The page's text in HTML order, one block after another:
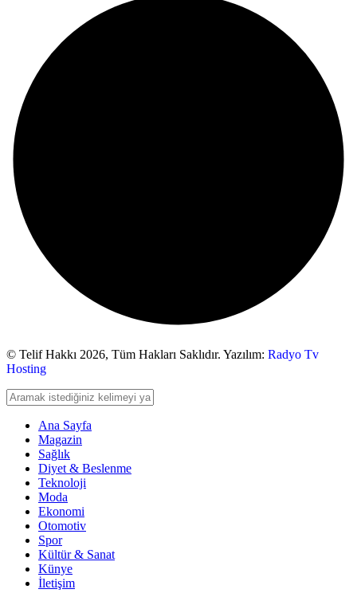
© Telif Hakkı 2026, Tüm Hakları Saklıdır. Yazılım: Radyo Tv
Hosting
Ana Sayfa
Magazin
Sağlık
Diyet & Beslenme
Teknoloji
Moda
Ekonomi
Otomotiv
Spor
Kültür & Sanat
Künye
İletişim